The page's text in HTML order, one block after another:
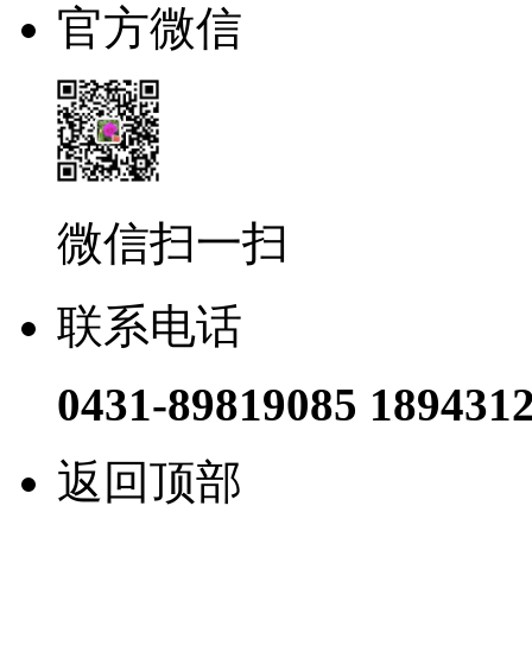
官方微信
微信扫一扫
联系电话
0431-89819085
返回顶部